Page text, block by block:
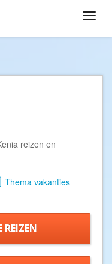
reizen en
Thema vakanties
REIZEN